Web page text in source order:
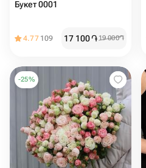
Букет 0001
4.77 109 17 100֏19 000֏
-25%